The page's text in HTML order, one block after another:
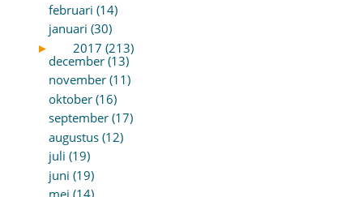
februari (14)
januari (30)
►
2017 (213)
december (13)
november (11)
oktober (16)
september (17)
augustus (12)
juli (19)
juni (19)